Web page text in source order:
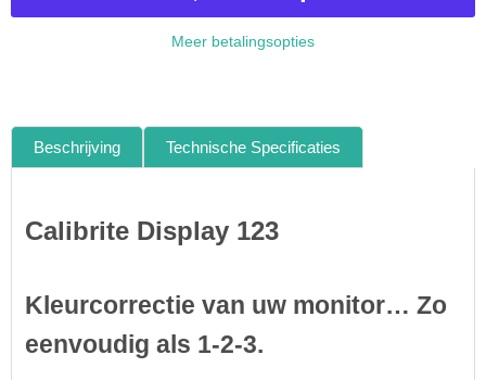
Meer betalingsopties
Beschrijving Technische Specificaties
Calibrite Display 123
Kleurcorrectie van uw monitor… Zo
eenvoudig als 1-2-3.